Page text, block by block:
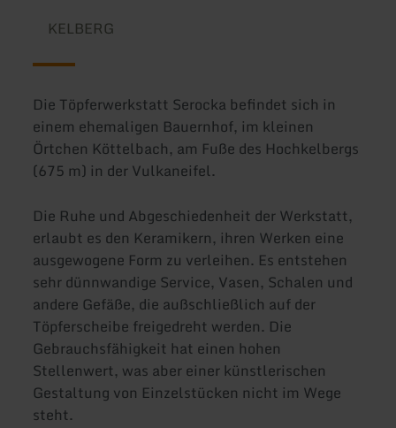
KELBERG
Die Töpferwerkstatt Serocka befindet sich in
einem ehemaligen Bauernhof, im kleinen
Örtchen Köttelbach, am Fuße des Hochkelbergs
(675 m) in der Vulkaneifel.
Die Ruhe und Abgeschiedenheit der Werkstatt,
erlaubt es den Keramikern, ihren Werken eine
ausgewogene Form zu verleihen. Es entstehen
sehr dünnwandige Service, Vasen, Schalen und
andere Gefäße, die außschließlich auf der
Töpferscheibe freigedreht werden. Die
Gebrauchsfähigkeit hat einen hohen
Stellenwert, was aber einer künstlerischen
Gestaltung von Einzelstücken nicht im Wege
steht.